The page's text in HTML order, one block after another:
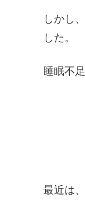
しかし
した。
睡眠不
最近は